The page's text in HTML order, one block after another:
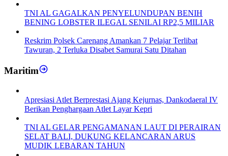
TNI AL GAGALKAN PENYELUNDUPAN BENIH
BENING LOBSTER ILEGAL SENILAI RP2,5 MILIAR
Reskrim Polsek Carenang Amankan 7 Pelajar Terlibat
Tawuran, 2 Terluka Disabet Samurai Satu Ditahan
Maritim
Apresiasi Atlet Berprestasi Ajang Kejurnas, Dankodaeral IV
Berikan Penghargaan Atlet Layar Kepri
TNI AL GELAR PENGAMANAN LAUT DI PERAIRAN
SELAT BALI, DUKUNG KELANCARAN ARUS
MUDIK LEBARAN TAHUN